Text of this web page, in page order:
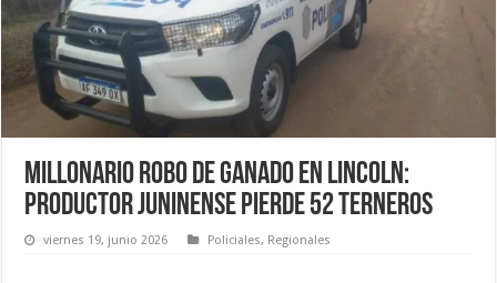
Millonario robo de ganado en Lincoln:
productor juninense pierde 52 terneros
viernes 19, junio 2026 Policiales, Regionales